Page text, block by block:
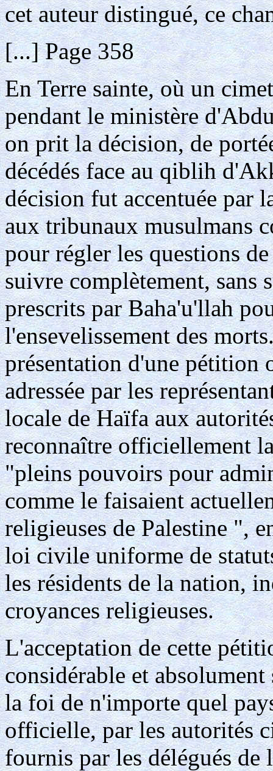
cet auteur distingué, ce
[...] Page 358
En Terre sainte, où un
pendant le ministère
on prit la décision, de
décédés face au qiblih
décision fut accentuée par
aux tribunaux musulmans
pour régler les questions
suivre complètement, sans
prescrits par Baha'u'llah
l'ensevelissement des
présentation d'une pétition
adressée par les
locale de Haïfa aux
reconnaître officiellement
"pleins pouvoirs pour
comme le faisaient
religieuses de Palestine ",
loi civile uniforme de
les résidents de la nation,
croyances religieuses.
L'acceptation de cette
considérable et
la foi de n'importe quel
officielle, par les autorités
fournis par les délégués